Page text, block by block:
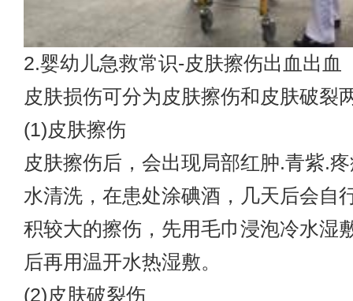
2.婴幼儿急救常识-皮肤擦伤出血出血
皮肤损伤可分为皮肤擦伤和皮肤破裂
(1)皮肤擦伤
皮肤擦伤后，会出现局部红肿.青紫.
水清洗，在患处涂碘酒，几天后会自
积较大的擦伤，先用毛巾浸泡冷水湿
后再用温开水热湿敷。
(2)皮肤破裂伤